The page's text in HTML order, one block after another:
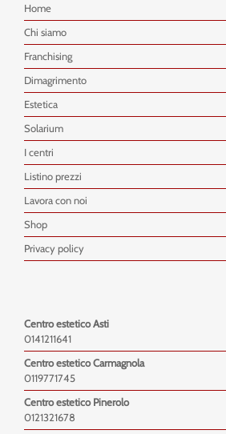
Home
Chi siamo
Franchising
Dimagrimento
Estetica
Solarium
I centri
Listino prezzi
Lavora con noi
Shop
Privacy policy
Centro estetico Asti
0141211641
Centro estetico Carmagnola
0119771745
Centro estetico Pinerolo
0121321678